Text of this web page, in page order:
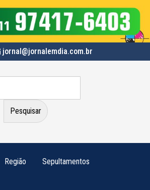
jornal@jornalemdia.com.br
Região Sepultamentos